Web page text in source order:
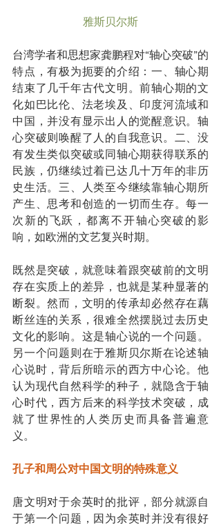
雅斯贝尔斯
台湾学者和思想家龚鹏程对“轴心突破”的
特点，有极为扼要的介绍：一、轴心期
结束了几千年古代文明。前轴心期的文
化如巴比伦、法老埃及、印度河流域和
中国，并没有显示出人的觉醒意识。轴
心突破则唤醒了人的自我意识。二、没
有发生类似突破或同轴心期获得联系的
民族，仍继续过着已达几十万年的非历
史生活。三、人类至今继续靠轴心期所
产生、思考和创造的一切而生存。每一
次新的飞跃，都离不开轴心突破的影
响，如欧洲的文艺复兴时期。
既然是突破，就意味着跟突破前的文明
存在实质上的差异，也就是某种显著的
断裂。然而，文明的传承却必然存在藕
断丝连的关系，很难全然摆脱过去历史
文化的影响。这是轴心说的一个问题。
另一个问题则在于雅斯贝尔斯在论述轴
心说时，背后所暗示的西方中心论。他
认为现代自然科学的种子，就隐含于轴
心时代，西方后来的科学技术突破，成
就了世界性的人类历史而具备普遍意
义。
孔子和周公对中国文明的特殊意义
唐文明对于余英时的批评，部分就源自
于第一个问题，因为余英时并没有很好